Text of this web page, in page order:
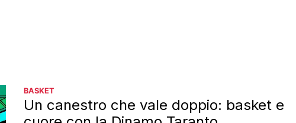
BASKET
Un canestro che vale doppio: basket e